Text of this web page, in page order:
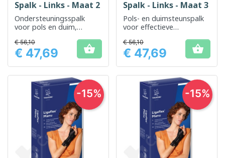
Spalk - Links - Maat 2
Ondersteuningsspalk
voor pols en duim,
stabiliseren en de
beweging te beperken na
een blessure of als
preventieve maatregel
Prijs
€ 56,10
€ 47,69 
Spalk - Links - Maat 3
Pols- en duimsteunspalk
voor effectieve
blessure of bij
gewrichtspijn
Prijs
€ 56,10
€ 47,69 
-15% -15%